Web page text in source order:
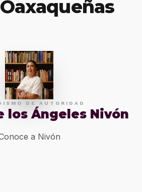
DE AUTORIDAD
los Ángeles Nivón
a Nivón